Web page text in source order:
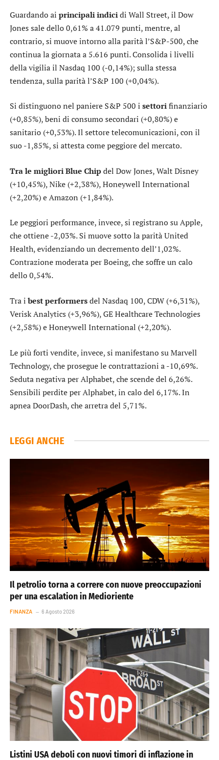
Guardando ai principali indicidi Wall Street, il Dow
Jones sale dello 0,61% a 41.079 punti, mentre, al
contrario, si muove intorno alla parità l’S&P-500, che
continua la giornata a 5.616 punti. Consolida i livelli
della vigilia il Nasdaq 100 (-0,14%); sulla stessa
tendenza, sulla parità l’S&P 100 (+0,04%).
Si distinguono nel paniere S&P 500 i settorifinanziario
(+0,85%),beni di consumo secondari (+0,80%) e
sanitario (+0,53%). Il settoretelecomunicazioni, con il
suo -1,85%, si attesta come peggiore del mercato.
Tra le migliori Blue Chipdel Dow Jones,Walt Disney
(+10,45%),Nike (+2,38%),Honeywell International
(+2,20%) eAmazon (+1,84%).
Le peggiori performance, invece, si registrano suApple,
che ottiene -2,03%. Si muove sotto la paritàUnited
Health, evidenziando un decremento dell’1,02%.
Contrazione moderata perBoeing, che soffre un calo
dello 0,54%.
Tra ibest performersdel Nasdaq 100,CDW (+6,31%),
Verisk Analytics (+3,96%),GE Healthcare Technologies
(+2,58%) eHoneywell International (+2,20%).
Le più forti vendite, invece, si manifestano suMarvell
Technology, che prosegue le contrattazioni a -10,69%.
Seduta negativa perAlphabet, che scende del 6,26%.
Sensibili perdite perAlphabet, in calo del 6,17%. In
apneaDoorDash, che arretra del 5,71%.
LEGGI ANCHE
Il petrolio torna a correre con nuove preoccupazioni
per una escalation in Medioriente
FINANZA 6 Agosto 2026
Listini USA deboli con nuovi timori di inflazione in